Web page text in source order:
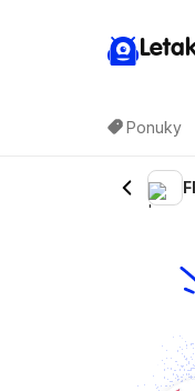
Ponuky